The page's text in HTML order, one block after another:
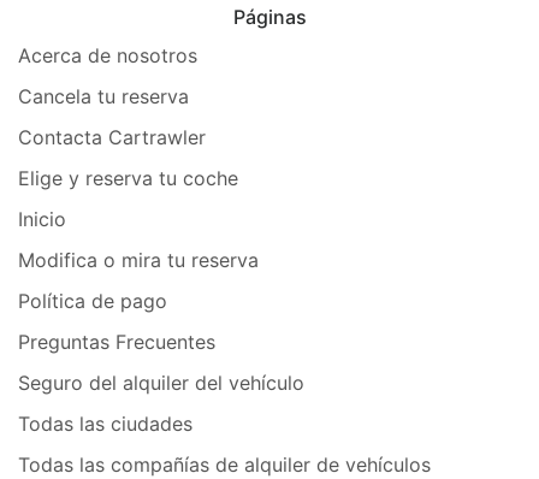
Páginas
Acerca de nosotros
Cancela tu reserva
Contacta Cartrawler
Elige y reserva tu coche
Inicio
Modifica o mira tu reserva
Política de pago
Preguntas Frecuentes
Seguro del alquiler del vehículo
Todas las ciudades
Todas las compañías de alquiler de vehículos